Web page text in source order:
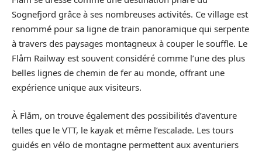
Sognefjord grâce à ses nombreuses activités. Ce village est
renommé pour sa ligne de train panoramique qui serpente
à travers des paysages montagneux à couper le souffle. Le
Flåm Railway est souvent considéré comme l’une des plus
belles lignes de chemin de fer au monde, offrant une
expérience unique aux visiteurs.
À Flåm, on trouve également des possibilités d’aventure
telles que le VTT, le kayak et même l’escalade. Les tours
guidés en vélo de montagne permettent aux aventuriers